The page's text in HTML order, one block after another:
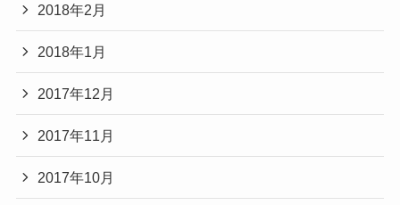
2018年2月
2018年1月
2017年12月
2017年11月
2017年10月